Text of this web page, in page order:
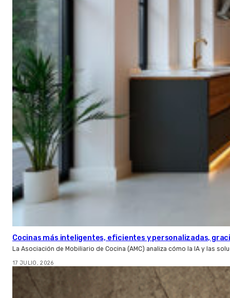
Cocinas más inteligentes, eficientes y personalizadas,
La Asociación de Mobiliario de Cocina (AMC) analiza cómo la IA y las
17 JULIO, 2026